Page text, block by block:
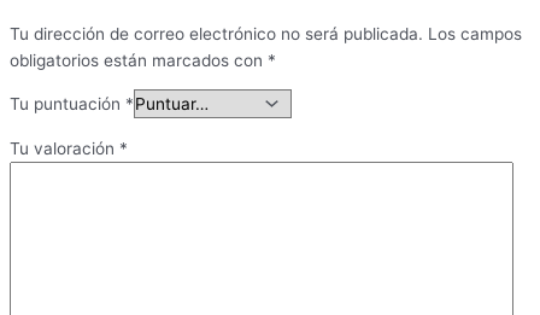
Tu dirección de correo electrónico no será publicada. Los campos
obligatorios están marcados con *
Tu puntuación *
Tu valoración *